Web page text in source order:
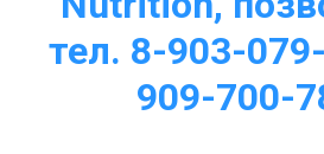
тел. 8-903-
909-700-